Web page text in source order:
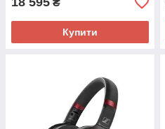
₴
Купити